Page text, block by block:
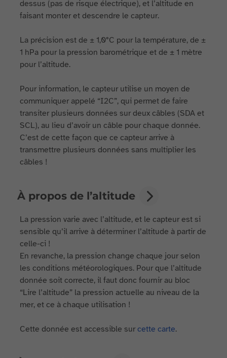
dessus (pas de risque électrique), et l’altitude en
faisant monter et descendre le capteur.
La précision est de ± 1,0°C pour la température, de ±
1 hPa pour la pression barométrique et de ± 1 mètre
pour l’altitude.
Pour information, le capteur utilise un moyen de
communiquer appelé “I2C”, qui permet de faire
transiter plusieurs données sur deux câbles (SDA et
SCL), au lieu d’avoir un câble pour chaque donnée.
C’est de cette façon que ce capteur arrive à
transmettre plusieurs données sans multiplier les
câbles !
À propos de l’altitude
La pression varie avec l’altitude, et le capteur est si
sensible qu’il arrive à déterminer l’altitude à partir de
celle-ci !
En revanche, la pression change chaque jour selon
les conditions météorologiques. Pour que l’altitude
donnée soit correcte, il faut donc fournir au bloc
“Lire l’altitude” la pression actuelle au niveau de la
mer, et ce à chaque utilisation !
Cette donnée est accessible surcette carte.